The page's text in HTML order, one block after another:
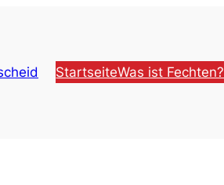
StartseiteWas ist Fechten?